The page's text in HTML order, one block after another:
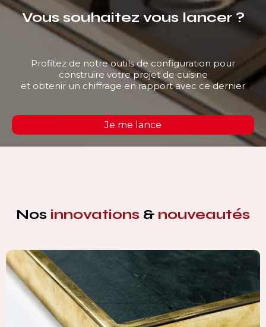
Vous souhaitez vous lancer ?
Profitez de notre outils de configuration pour
construire votre projet de cuisine
et obtenir un chiffrage en rapport avec ce dernier
Je me lance
Nos innovations & nouveautés